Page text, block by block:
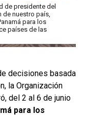
de presidente del
de nuestro país,
para los
países de las
decisiones basada
la Organización
del 2 al 6 de junio
para los